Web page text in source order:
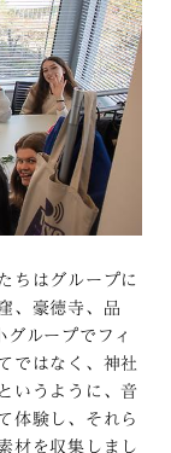
ちはグループに
、豪徳寺、品
ループでフィ
ではなく、神社
いうように、音
体験し、それら
材を収集しまし